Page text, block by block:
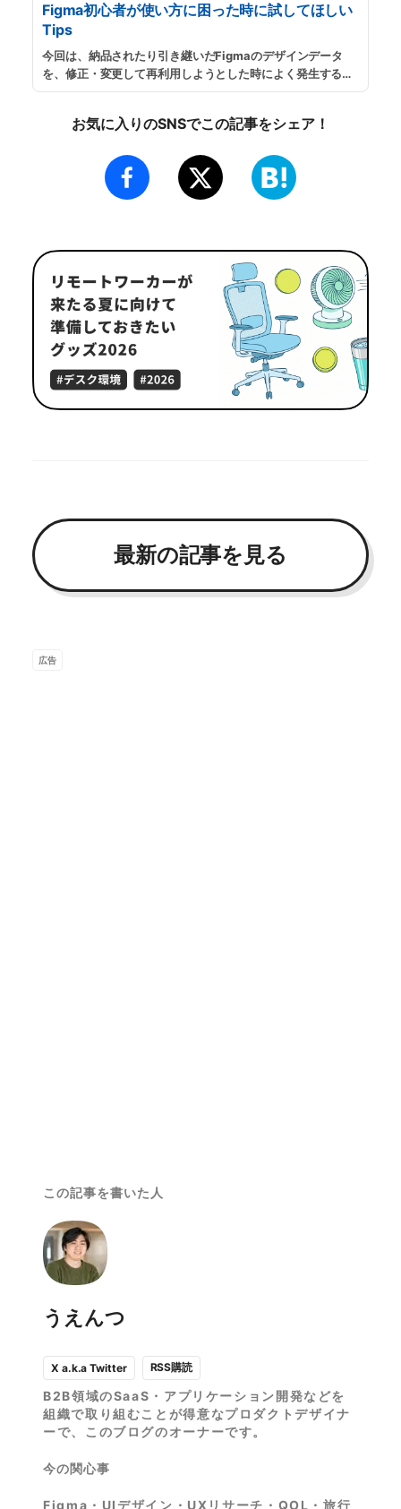
Figma初心者が使い方に困った時に試してほしい
Tips
今回は、納品されたり引き継いだFigmaのデザインデータ
を、修正・変更して再利用しようとした時によく発生するト
ラブルと、その対応方法をいくつか紹介したいと思います。
お気に入りのSNSでこの記事をシェア！
最新の記事を見る
広告
この記事を書いた人
うえんつ
X a.k.a Twitter RSS購読
B2B領域のSaaS・アプリケーション開発などを
組織で取り組むことが得意なプロダクトデザイナ
ーで、このブログのオーナーです。
今の関心事
Figma・UIデザイン・UXリサーチ・QOL・旅行